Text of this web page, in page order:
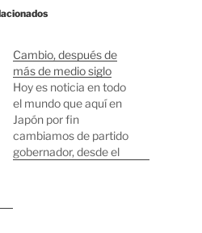
Cambio, después de
más de medio siglo
Hoy es noticia en todo
el mundo que aquí en
Japón por fin
cambiamos de partido
gobernador, desde el